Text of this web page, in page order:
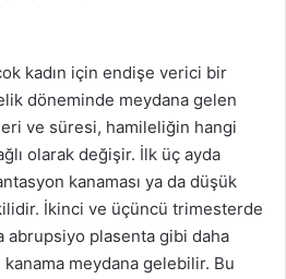
kadın için endişe verici bir
döneminde meydana gelen
ve süresi, hamileliğin hangi
olarak değişir. İlk üç ayda
kanaması ya da düşük
İkinci ve üçüncü trimesterde
abrupsiyo plasenta gibi daha
meydana gelebilir. Bu